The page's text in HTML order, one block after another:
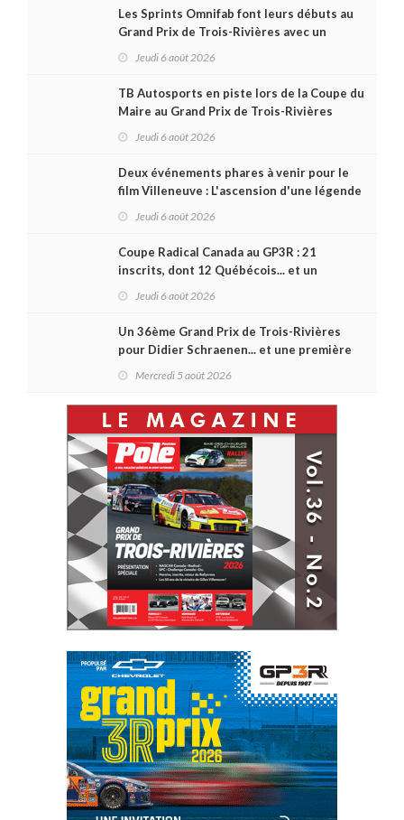
Les Sprints Omnifab font leurs débuts au
Grand Prix de Trois-Rivières avec un
Jeudi 6 août 2026
TB Autosports en piste lors de la Coupe du
Maire au Grand Prix de Trois-Rivières
Jeudi 6 août 2026
Deux événements phares à venir pour le
film Villeneuve : L'ascension d'une légende
Jeudi 6 août 2026
Coupe Radical Canada au GP3R : 21
inscrits, dont 12 Québécois... et un
Jeudi 6 août 2026
Un 36ème Grand Prix de Trois-Rivières
pour Didier Schraenen... et une première
Mercredi 5 août 2026